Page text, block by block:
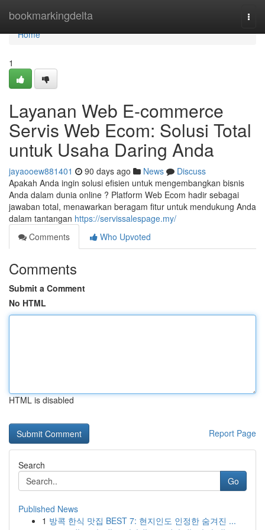
bookmarkingdelta
Home
Home
1
Layanan Web E-commerce
Servis Web Ecom: Solusi Total
untuk Usaha Daring Anda
jayaooew881401 90 days ago News
Discuss
Apakah Anda ingin solusi efisien untuk mengembangkan bisnis
Anda dalam dunia online ? Platform Web Ecom hadir sebagai
jawaban total, menawarkan beragam fitur untuk mendukung Anda
dalam tantangan https://servissalespage.my/
Comments
Who Upvoted
Comments
Submit a Comment
No HTML
HTML is disabled
Report Page
Search
Go
Published News
1 방콕 한식 맛집 BEST 7: 현지인도 인정한 숨겨진 ...